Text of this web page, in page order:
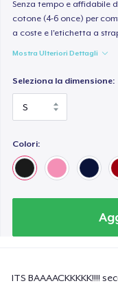
Senza tempo e affidabile
cotone (4-6 once) per
a coste e l'etichetta a
Mostra Ulteriori Dettagli
Seleziona la dimensione:
Colori:
ITS BAAAACKKKKK!!!!